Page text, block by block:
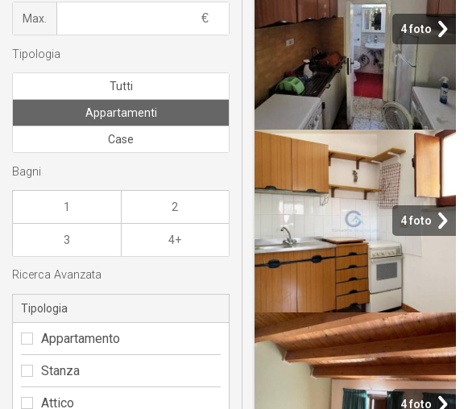
4 foto
4 foto
4 foto
Max.
Tipologia
Tutti
Appartamenti
Case
Bagni
1 2
3 4+
Ricerca Avanzata
Tipologia
Appartamento
Stanza
Attico